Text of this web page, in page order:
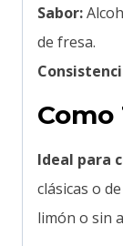
Sabor:
de fresa.
Como
Ideal para
clásicas o
limón o sin